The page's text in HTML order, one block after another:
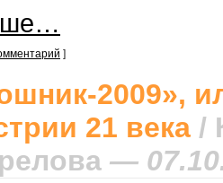
]
2009»,
21 века /
—